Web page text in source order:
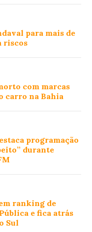
para mais de
riscos
com marcas
carro na Bahia
programação
durante
ranking de
e fica atrás
Sul